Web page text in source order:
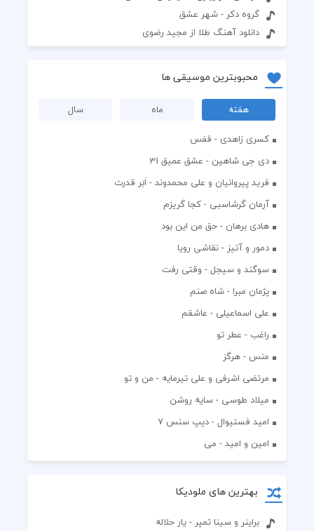
گروه دکر - شهر عشق
دانلود آهنگ طلا از مجید رضوی
محبوبترین موسیقی ها
هفته ماه
سال
کسری زاهدی - قفس
دی جی شاهین - عشق عمیق 31
فرید پیروانیان و علی محمدوند - اَبَر قدرت
آرمان گرشاسبی - کجا گریزم
هادی برهان - حق من این بود
دمور و آتیز - نقاشی رویا
سوگند و سیجل - وقتی رفت
پژمان مبرا - شاه صنم
علی اسماعیلی - عاشقم
راغب - عطر تو
منس - هرگز
مرتضی اشرفی و علی تیرمایه - من و تو
میلاد طوسی - سایه روشن
اميد فستيوال - ديپ سنس ۷
امین و امید - می
بهترین های ملودیکا
براینر و سینا تمپر - یار حلاله